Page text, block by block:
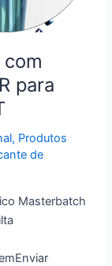
para
, Produtos
de
Masterbatch